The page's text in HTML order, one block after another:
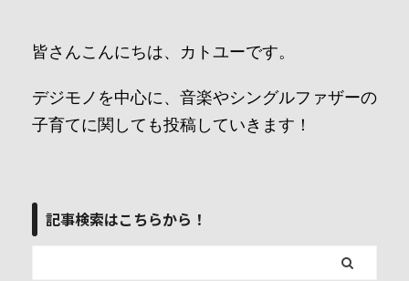
皆さんこんにちは、カトユーです。
デジモノを中心に、音楽やシングルファザーの
子育てに関しても投稿していきます！
記事検索はこちらから！